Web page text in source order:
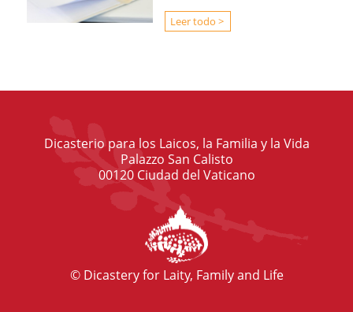
Leer todo >
Dicasterio para los Laicos, la Familia y la Vida
Palazzo San Calisto
00120 Ciudad del Vaticano
© Dicastery for Laity, Family and Life